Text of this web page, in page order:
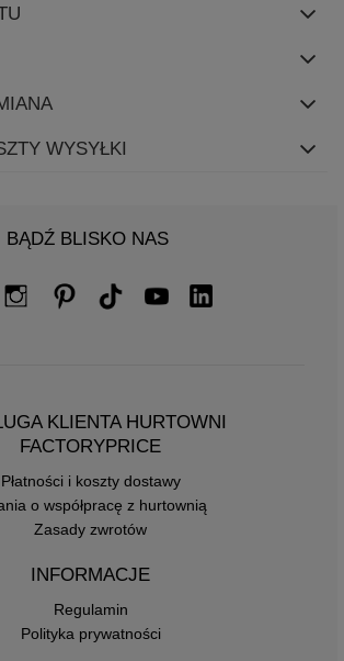
WYSYŁKI
BĄDŹ BLISKO NAS
KLIENTA HURTOWNI
FACTORYPRICE
Płatności i koszty dostawy
o współpracę z hurtownią
Zasady zwrotów
INFORMACJE
Regulamin
Polityka prywatności